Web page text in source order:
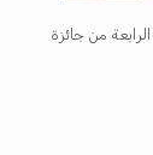
من جائزة